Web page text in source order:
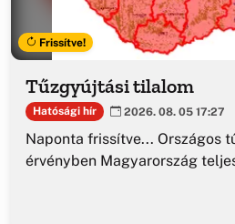
Frissítve!
Tűzgyújtási tilalom
Hatósági hír 2026. 08. 05 17:27
Naponta frissítve... Országos
érvényben Magyarország